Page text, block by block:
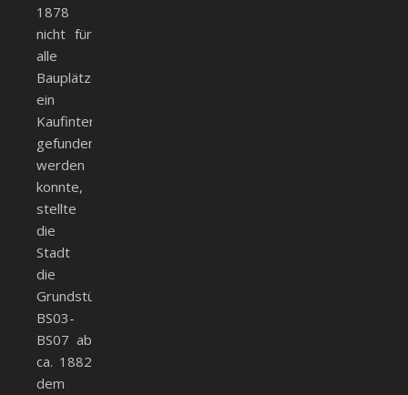
1878
nicht für
alle
Bauplätze
ein
Kaufinteressent
gefunden
werden
konnte,
stellte
die
Stadt
die
Grundstücke
BS03-
BS07 ab
ca. 1882
dem